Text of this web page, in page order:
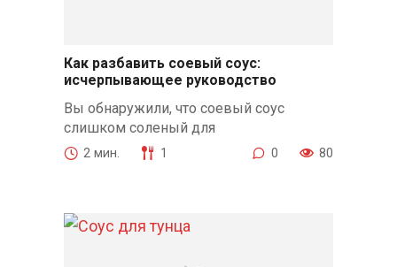
Как разбавить соевый соус:
исчерпывающее руководство
Вы обнаружили, что соевый соус
слишком соленый для
2 мин. 1 0 80